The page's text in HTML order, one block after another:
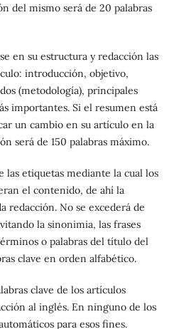
del mismo será de 20 palabras
en su estructura y redacción las
introducción, objetivo,
(metodología), principales
importantes. Si el resumen está
un cambio en su artículo en la
será de 150 palabras máximo.
las etiquetas mediante la cual los
el contenido, de ahí la
redacción. No se excederá de
la sinonimia, las frases
o palabras del título del
clave en orden alfabético.
clave de los artículos
al inglés. En ninguno de los
para esos fines.